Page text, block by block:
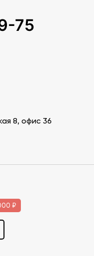
75
8, офис 36
₽